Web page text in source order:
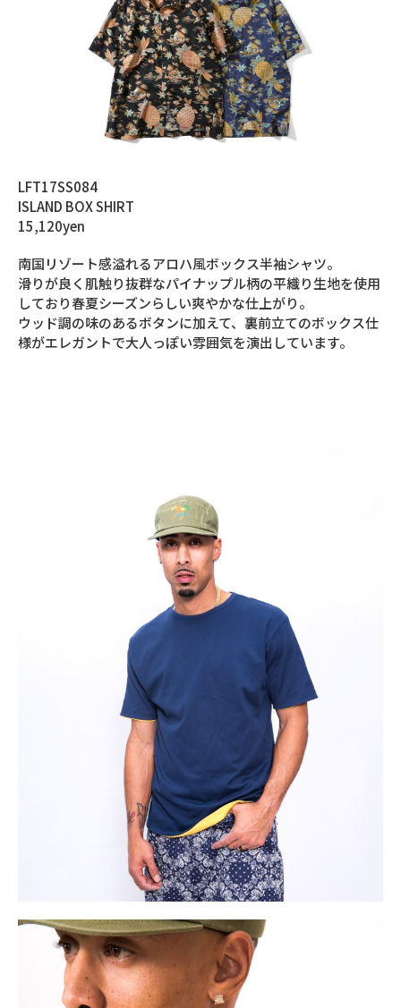
LFT17SS084
ISLAND BOX SHIRT
15,120yen
南国リゾート感溢れるアロハ風ボックス半袖シャツ。
滑りが良く肌触り抜群なパイナップル柄の平織り生地を使用
しており春夏シーズンらしい爽やかな仕上がり。
ウッド調の味のあるボタンに加えて、裏前立てのボックス仕
様がエレガントで大人っぽい雰囲気を演出しています。